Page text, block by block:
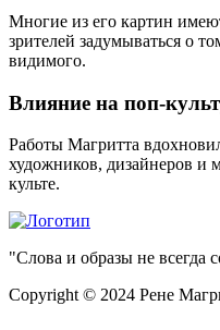
Многие из его картин
зрителей задумываться о
видимого.
Влияние на поп-
Работы Магритта
художников, дизайнеров и
культе.
"Слова и образы не всегда
Copyright © 2024 Рене